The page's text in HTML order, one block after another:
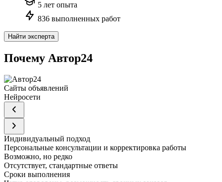
5 лет опыта
836 выполненных работ
Найти эксперта
Почему Автор24
Сайты объявлений
Нейросети
Индивидуальный подход
Персональные консультации и корректировка работы
Возможно, но редко
Отсутствует, стандартные ответы
Сроки выполнения